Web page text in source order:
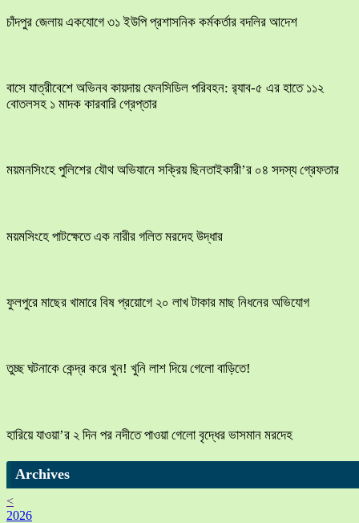
চাঁদপুর জেলায় একযোগে ৩১ ইউপি প্রশাসনিক কর্মকর্তার বদলির আদেশ
বাসে যাত্রীবেশে অভিনব কায়দায় ফেনসিডিল পরিবহন: র‍্যাব-৫ এর হাতে ১১২
বোতলসহ ১ মাদক কারবারি গ্রেপ্তার
ময়মনসিংহে পুলিশের যৌথ অভিযানে সক্রিয় ছিনতাইকারী’র ০৪ সদস্য গ্রেফতার
ময়মসিংহে পাটক্ষেতে এক নারীর গলিত মরদেহ উদ্ধার
ফুলপুরে মাছের খামারে বিষ প্রয়োগে ২০ লাখ টাকার মাছ নিধনের অভিযোগ
তুচ্ছ ঘটনাকে কেন্দ্র করে খুন! খুনি লাশ দিয়ে গেলো বাড়িতে!
হারিয়ে যাওয়া’র ২ দিন পর নদীতে পাওয়া গেলো বৃদ্ধের ভাসমান মরদেহ
Archives
<
2026